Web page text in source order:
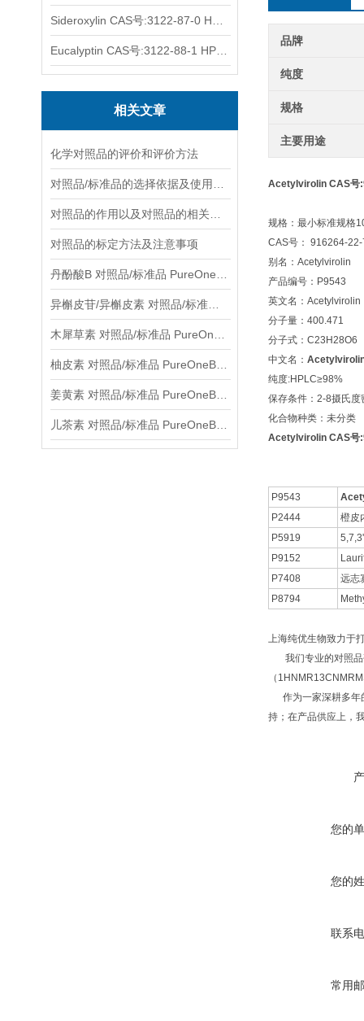
相关文章
化学对照品的评价和评价方法
对照品的标定方法及注意事项
品牌
纯度
规格
主要用途
Acetylvirolin CAS号
规格：最小标准规格
CAS号： 916264-
别名：Acetylvirolin
产品编号：P9543
英文名：Acetylvirolin
分子量：400.471
分子式：C23H28O6
中文名：
纯度:HPLC≥98%
保存条件：2-8摄氏度
化合物种类：未分类
Acetylvirolin CAS号
P9543
P2444
橙皮
P5919
P9152
P7408
远志
P8794
上海纯优生物致力于
我们专业的对照品
（
作为一家深耕多年
持；在产品供应上，
您的
您的
联系
常用